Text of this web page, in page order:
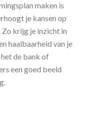
maken is
je kansen op
Zo krijg je inzicht in
haalbaarheid van je
de bank of
een goed beeld